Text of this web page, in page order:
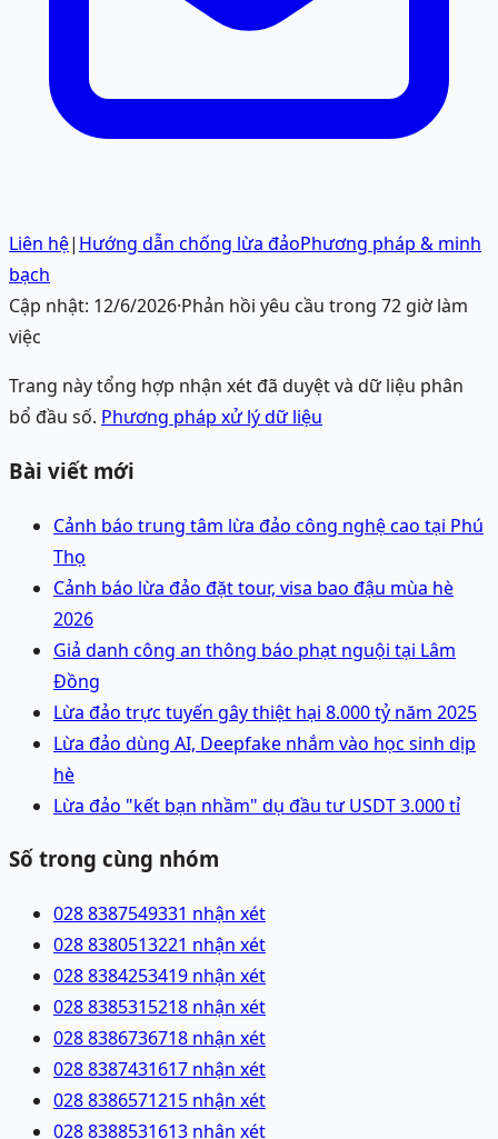
Liên hệ| Hướng dẫn chống lừa đảoPhương pháp & minh
bạch
Cập nhật: 12/6/2026·Phản hồi yêu cầu trong 72 giờ làm
việc
Trang này tổng hợp nhận xét đã duyệt và dữ liệu phân
bổ đầu số. Phương pháp xử lý dữ liệu
Bài viết mới
Cảnh báo trung tâm lừa đảo công nghệ cao tại Phú
Thọ
Cảnh báo lừa đảo đặt tour, visa bao đậu mùa hè
2026
Giả danh công an thông báo phạt nguội tại Lâm
Đồng
Lừa đảo trực tuyến gây thiệt hại 8.000 tỷ năm 2025
Lừa đảo dùng AI, Deepfake nhắm vào học sinh dịp
hè
Lừa đảo "kết bạn nhầm" dụ đầu tư USDT 3.000 tỉ
Số trong cùng nhóm
028 8387549331 nhận xét
028 8380513221 nhận xét
028 8384253419 nhận xét
028 8385315218 nhận xét
028 8386736718 nhận xét
028 8387431617 nhận xét
028 8386571215 nhận xét
028 8388531613 nhận xét